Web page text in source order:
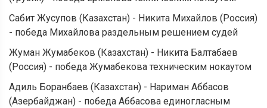
Сабит Жусупов (Казахстан) - Никита Михайлов (Россия)
- победа Михайлова раздельным решением судей
Жуман Жумабеков (Казахстан) - Никита Балтабаев
(Россия) - победа Жумабекова техническим нокаутом
Адиль Боранбаев (Казахстан) - Нариман Аббасов
(Азербайджан) - победа Аббасова единогласным